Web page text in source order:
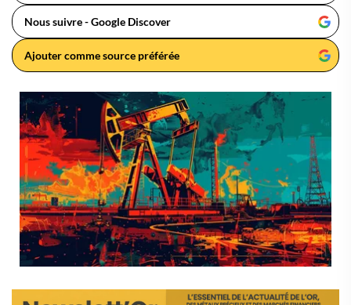
Nous suivre - Google Discover
Ajouter comme source préférée